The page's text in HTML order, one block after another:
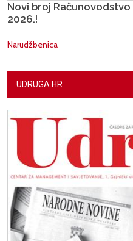
Novi broj
2026.!
Narudžbenica
UDRUGA.HR